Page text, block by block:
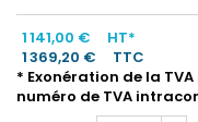
1 141,00 €
HT*
1 369,20 €
TTC
* Exonération de la
numéro de TVA